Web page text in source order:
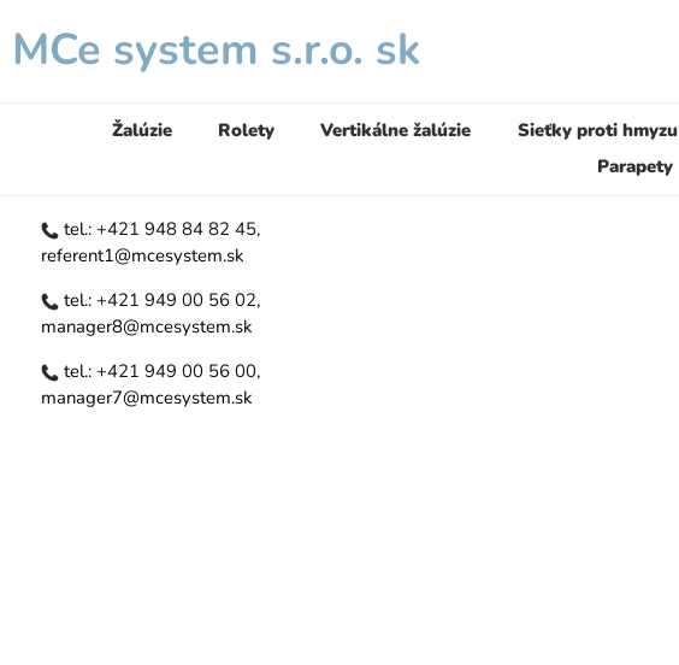
MCe system s.r.o. sk
Žalúzie Rolety Vertikálne žalúzie Sieťky proti hmyzu
Parapety
tel.: +421 948 84 82 45,
referent1@mcesystem.sk
tel.: +421 949 00 56 02,
manager8@mcesystem.sk
tel.: +421 949 00 56 00,
manager7@mcesystem.sk